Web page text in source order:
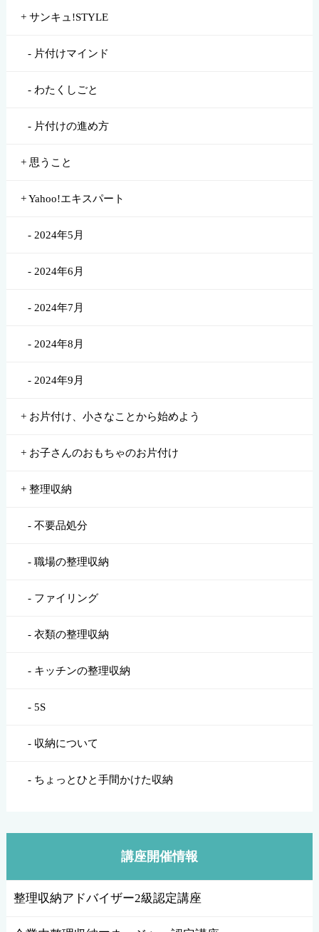
サンキュ!STYLE
片付けマインド
わたくしごと
片付けの進め方
思うこと
Yahoo!エキスパート
2024年5月
2024年6月
2024年7月
2024年8月
2024年9月
お片付け、小さなことから始めよう
お子さんのおもちゃのお片付け
整理収納
不要品処分
職場の整理収納
ファイリング
衣類の整理収納
キッチンの整理収納
5S
収納について
ちょっとひと手間かけた収納
講座開催情報
整理収納アドバイザー2級認定講座